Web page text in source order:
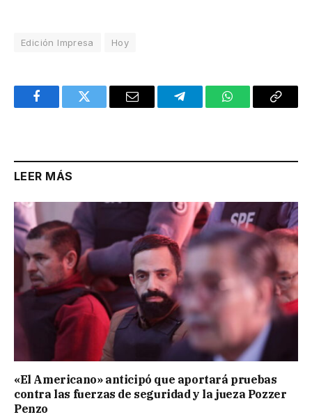
Edición Impresa Hoy
FacebookTwitter Email TelegramWhatsAppCopy
LEER MÁS
«El Americano» anticipó que aportará pruebas
contra las fuerzas de seguridad y la jueza Pozzer
Penzo